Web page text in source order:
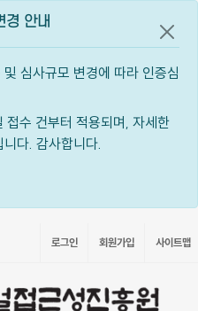
경 안내
심사규모 변경에 따라 인증심
수 건부터 적용되며, 자세한
다. 감사합니다.
공지
로그인 회원가입 사이트맵